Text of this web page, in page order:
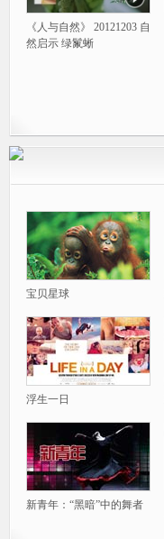
《人与自然》 20121203 自
然启示 绿鬣蜥
宝贝星球
浮生一日
新青年：“黑暗”中的舞者